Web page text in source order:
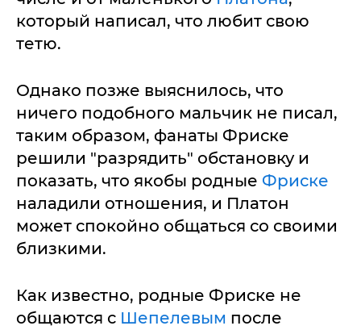
который написал, что любит свою
тетю.
Однако позже выяснилось, что
ничего подобного мальчик не писал,
таким образом, фанаты Фриске
решили "разрядить" обстановку и
показать, что якобы родные Фриске
наладили отношения, и Платон
может спокойно общаться со своими
близкими.
Как известно, родные Фриске не
общаются с Шепелевым после